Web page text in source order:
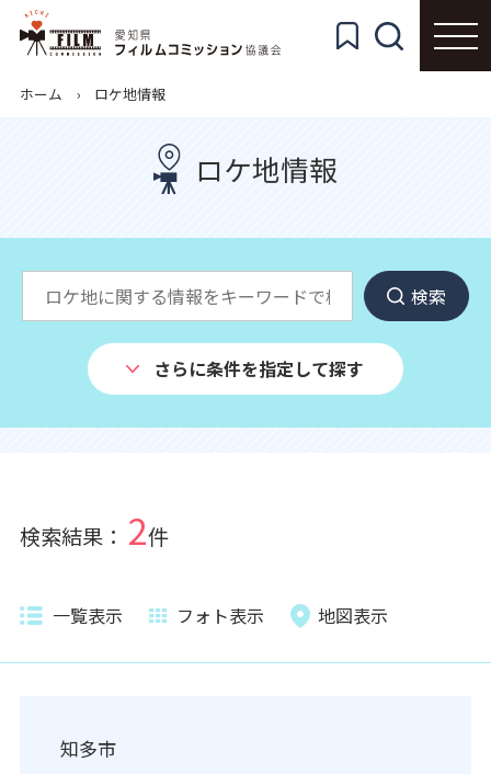
ホーム ロケ地情報
ロケ地情報
検索
さらに条件を指定して探す
検索結果： 2件
一覧表示 フォト表示 地図表示
知多市